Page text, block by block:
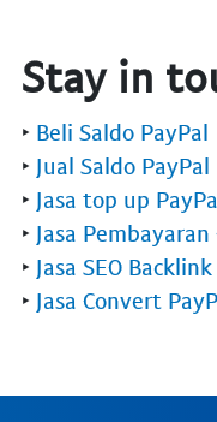
Stay in
‣ Beli Saldo PayPal
‣ Jual Saldo PayPal
‣ Jasa top up
‣ Jasa
‣ Jasa SEO Backlink
‣ Jasa Convert